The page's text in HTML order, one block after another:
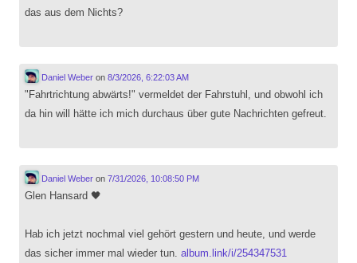
das aus dem Nichts?
Daniel Weberon 8/3/2026, 6:22:03 AM
"Fahrtrichtung abwärts!" vermeldet der Fahrstuhl, und obwohl ich
da hin will hätte ich mich durchaus über gute Nachrichten gefreut.
Daniel Weberon 7/31/2026, 10:08:50 PM
Glen Hansard 🖤
Hab ich jetzt nochmal viel gehört gestern und heute, und werde
das sicher immer mal wieder tun. album.link/i/254347531